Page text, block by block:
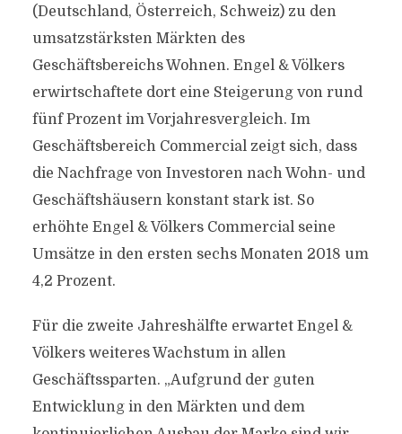
(Deutschland, Österreich, Schweiz) zu den
umsatzstärksten Märkten des
Geschäftsbereichs Wohnen. Engel & Völkers
erwirtschaftete dort eine Steigerung von rund
fünf Prozent im Vorjahresvergleich. Im
Geschäftsbereich Commercial zeigt sich, dass
die Nachfrage von Investoren nach Wohn- und
Geschäftshäusern konstant stark ist. So
erhöhte Engel & Völkers Commercial seine
Umsätze in den ersten sechs Monaten 2018 um
4,2 Prozent.
Für die zweite Jahreshälfte erwartet Engel &
Völkers weiteres Wachstum in allen
Geschäftssparten. „Aufgrund der guten
Entwicklung in den Märkten und dem